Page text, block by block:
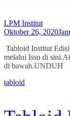
LPM Institut
Oktober 26, 2020
Tabloid Institut
melalui Issu di
di bawah.UNDUH
tabloid